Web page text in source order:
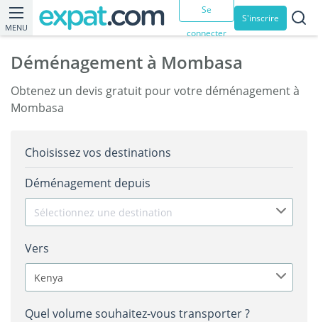
MENU
Se
connecter
S'inscrire
Déménagement à Mombasa
Obtenez un devis gratuit pour votre déménagement à
Mombasa
Choisissez vos destinations
Déménagement depuis
Sélectionnez une destination
Vers
Kenya
Quel volume souhaitez-vous transporter ?